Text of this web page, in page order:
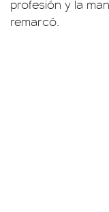
profesión y la
remarcó.